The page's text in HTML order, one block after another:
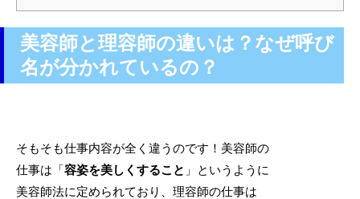
美容師と理容師の違いは？なぜ呼び
名が分かれているの？
そもそも仕事内容が全く違うのです！美容師の
仕事は「容姿を美しくすること 」というように
美容師法に定められており、理容師の仕事は